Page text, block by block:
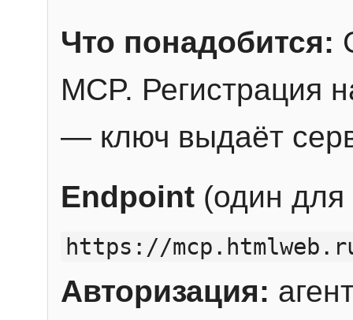
Что понадобится:
MCP. Регистрация
— ключ выдаёт
Endpoint (один для
https://
Авторизация: